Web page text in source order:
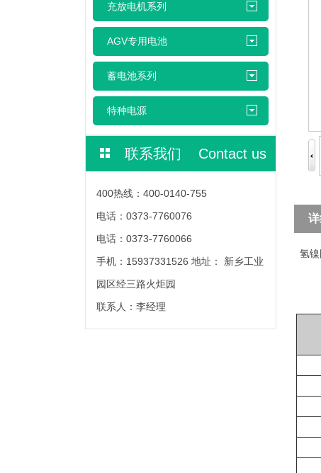
充放电机系列
AGV专用电池
蓄电池系列
特种电源
联系我们 Contact us
400热线：400-0140-755
电话：0373-7760076
电话：0373-7760066
手机：15937331526 地址： 新乡工业
园区经三路火炬园
联系人：李经理
详
氢